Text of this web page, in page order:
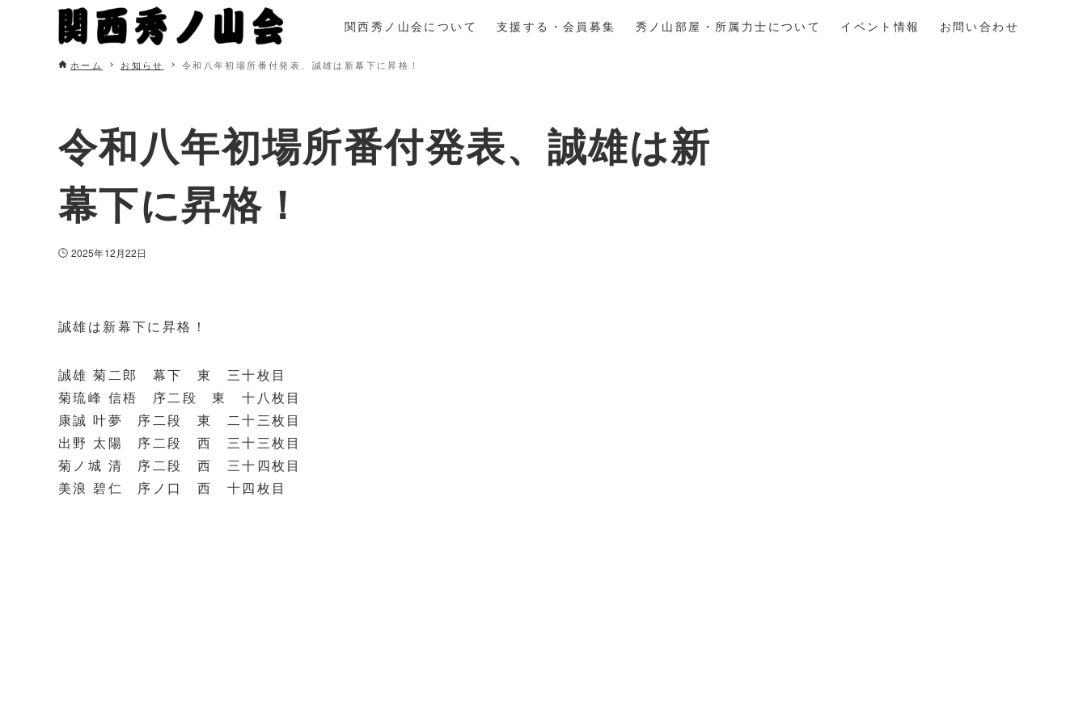
関西秀ノ山会について 支援する・会員募集 秀ノ山部屋・所属力士について イベント情報 お問い合わせ
ホーム お知らせ 令和八年初場所番付発表、誠雄は新幕下に昇格！
令和八年初場所番付発表、誠雄は新
幕下に昇格！
2025年12月22日
誠雄は新幕下に昇格！
誠雄 菊二郎 幕下 東 三十枚目
菊琉峰 信梧 序二段 東 十八枚目
康誠 叶夢 序二段 東 二十三枚目
出野 太陽 序二段 西 三十三枚目
菊ノ城 清 序二段 西 三十四枚目
美浪 碧仁 序ノ口 西 十四枚目